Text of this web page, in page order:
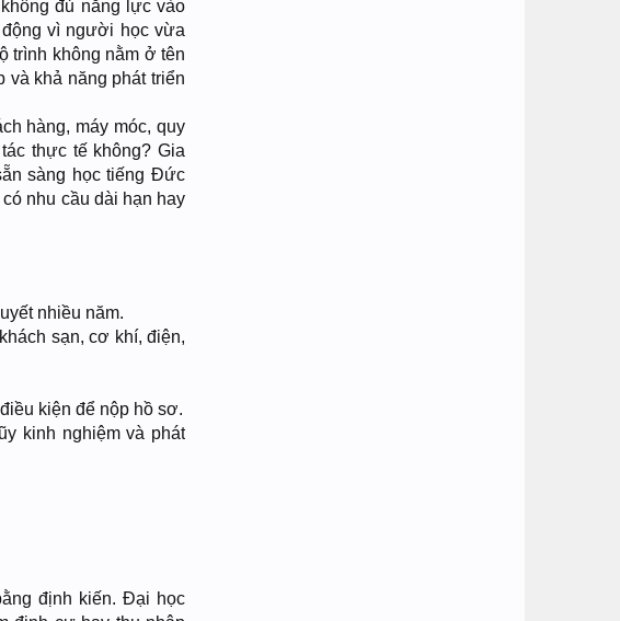
đủ năng lực vào
vì người học vừa
trình không nằm ở tên
khả năng phát triển
hàng, máy móc, quy
thực tế không? Gia
sàng học tiếng Đức
nhu cầu dài hạn hay
nhiều năm.
sạn, cơ khí, điện,
kiện để nộp hồ sơ.
kinh nghiệm và phát
định kiến. Đại học